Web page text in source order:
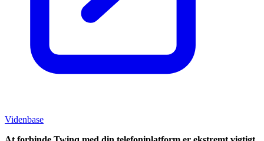
Videnbase